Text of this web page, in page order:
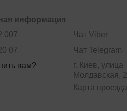
информация
007
07
вам?
Чат Viber
Чат Telegram
г. Киев, улица
Молдавская, 2
Карта проезда